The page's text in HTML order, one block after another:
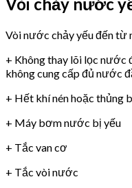
Vòi nước chảy yếu đến từ
+ Không thay lõi lọc nước
không cung cấp đủ nước
+ Hết khí nén hoặc thủng
+ Máy bơm nước bị yếu
+ Tắc van cơ
+ Tắc vòi nước